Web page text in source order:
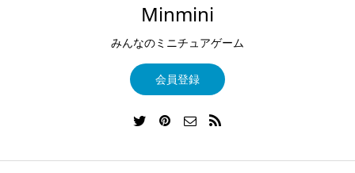
Minmini
みんなのミニチュアゲーム
会員登録